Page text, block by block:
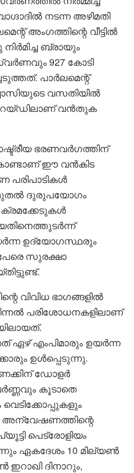
നടന്ന അഴിമതി
അംഗത്തിന്റെ വീട്ടിൽ
ബ്രായും
927 കോടി
പാർലമെന്റ്
വസതിയിൽ
വൻതുക
ഭരണവർഗത്തിന്
ഈ വൻകിട
പരിപാടികൾ
ദുരുപയോഗം
ഉദ്യോഗസ്ഥരും
സുരക്ഷാ
വിവിധ ഭാഗങ്ങളിൽ
പരിശോധനകളിലാണ്
ഏഴ് എംപിമാരും ഉയർന്ന
ഉൾപ്പെടുന്നു.
ഡോളർ
കൂടാതെ
അന്വേഷണത്തിന്റെ
പെട്രോളിയം
ഏകദേശം 10 മില്യൺ
ദിനാറും,